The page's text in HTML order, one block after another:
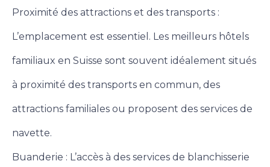
Proximité des attractions et des transports :
L’emplacement est essentiel. Les meilleurs hôtels
familiaux en Suisse sont souvent idéalement situés
à proximité des transports en commun, des
attractions familiales ou proposent des services de
navette.
Buanderie : L’accès à des services de blanchisserie